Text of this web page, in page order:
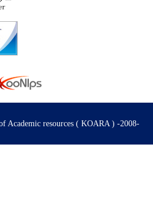
Academic resources ( KOARA ) -2008-